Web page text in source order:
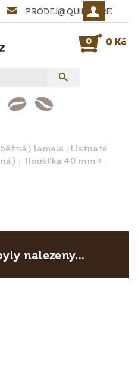
PRODEJ@QUINTA-
0 0 Kč
lamela
Listnaté
Tloušťka 40 mm +
nalezeny...